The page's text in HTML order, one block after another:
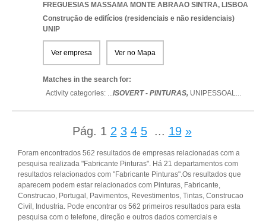
FREGUESIAS MASSAMA MONTE ABRAAO SINTRA, LISBOA
Construção de edifícios (residenciais e não residenciais)
UNIP
Ver empresa Ver no Mapa
Matches in the search for:
Activity categories: ...ISOVERT - PINTURAS, UNIPESSOAL...
Pág. 1 2 3 4 5 ... 19 »
Foram encontrados 562 resultados de empresas relacionadas com a
pesquisa realizada "Fabricante Pinturas". Há 21 departamentos com
resultados relacionados com "Fabricante Pinturas".Os resultados que
aparecem podem estar relacionados com Pinturas, Fabricante,
Construcao, Portugal, Pavimentos, Revestimentos, Tintas, Construcao
Civil, Industria. Pode encontrar os 562 primeiros resultados para esta
pesquisa com o telefone, direção e outros dados comerciais e